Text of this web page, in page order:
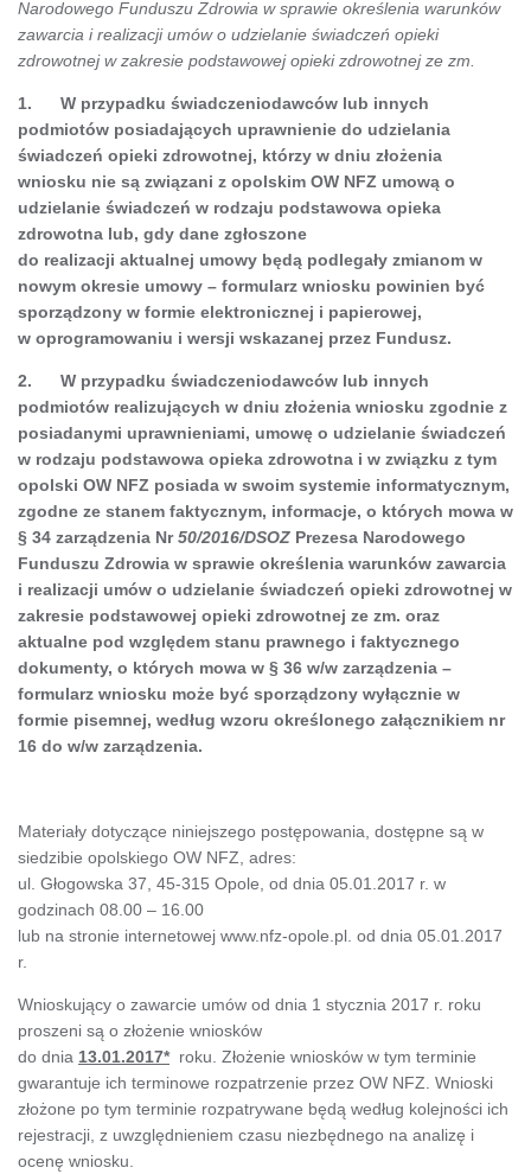
Narodowego Funduszu Zdrowia w sprawie określenia warunków
zawarcia i realizacji umów o udzielanie świadczeń opieki
zdrowotnej w zakresie podstawowej opieki zdrowotnej ze zm.
1. W przypadku świadczeniodawców lub innych
podmiotów posiadających uprawnienie do udzielania
świadczeń opieki zdrowotnej, którzy w dniu złożenia
wniosku nie są związani z opolskim OW NFZ umową o
udzielanie świadczeń w rodzaju podstawowa opieka
zdrowotna lub, gdy dane zgłoszone
do realizacji aktualnej umowy będą podlegały zmianom w
nowym okresie umowy – formularz wniosku powinien być
sporządzony w formie elektronicznej i papierowej,
w oprogramowaniu i wersji wskazanej przez Fundusz.
2. W przypadku świadczeniodawców lub innych
podmiotów realizujących w dniu złożenia wniosku zgodnie z
posiadanymi uprawnieniami, umowę o udzielanie świadczeń
w rodzaju podstawowa opieka zdrowotna i w związku z tym
opolski OW NFZ posiada w swoim systemie informatycznym,
zgodne ze stanem faktycznym, informacje, o których mowa w
§ 34 zarządzenia Nr50/2016/DSOZ Prezesa Narodowego
Funduszu Zdrowia w sprawie określenia warunków zawarcia
i realizacji umów o udzielanie świadczeń opieki zdrowotnej w
zakresie podstawowej opieki zdrowotnej ze zm. oraz
aktualne pod względem stanu prawnego i faktycznego
dokumenty, o których mowa w § 36 w/w zarządzenia –
formularz wniosku może być sporządzony wyłącznie w
formie pisemnej, według wzoru określonego załącznikiem nr
16 do w/w zarządzenia.
Materiały dotyczące niniejszego postępowania, dostępne są w
siedzibie opolskiego OW NFZ, adres:
ul. Głogowska 37, 45-315 Opole, od dnia 05.01.2017 r. w
godzinach 08.00 – 16.00
lub na stronie internetowej www.nfz-opole.pl. od dnia 05.01.2017
r.
Wnioskujący o zawarcie umów od dnia 1 stycznia 2017 r. roku
proszeni są o złożenie wniosków
do dnia 13.01.2017* roku. Złożenie wniosków w tym terminie
gwarantuje ich terminowe rozpatrzenie przez OW NFZ. Wnioski
złożone po tym terminie rozpatrywane będą według kolejności ich
rejestracji, z uwzględnieniem czasu niezbędnego na analizę i
ocenę wniosku.